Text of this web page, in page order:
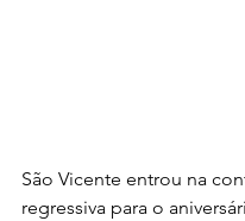
São Vicente entrou na
regressiva para o